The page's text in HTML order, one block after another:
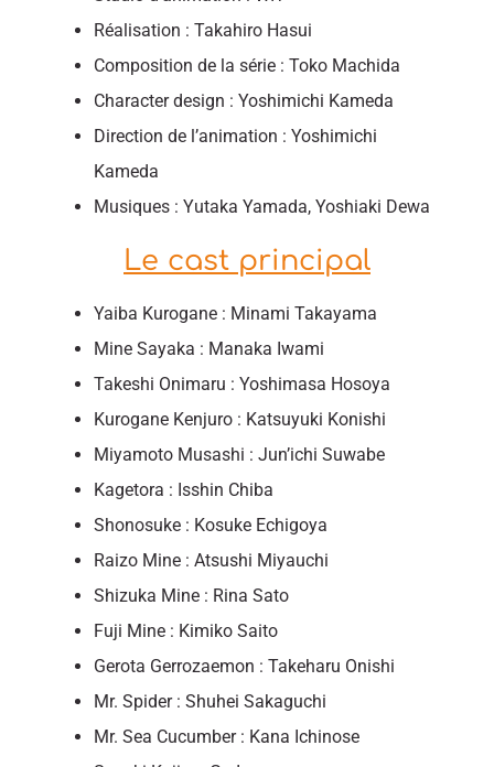
Réalisation : Takahiro Hasui
Composition de la série : Toko Machida
Character design : Yoshimichi Kameda
Direction de l’animation : Yoshimichi
Kameda
Musiques : Yutaka Yamada, Yoshiaki Dewa
Le cast principal
Yaiba Kurogane : Minami Takayama
Mine Sayaka : Manaka Iwami
Takeshi Onimaru : Yoshimasa Hosoya
Kurogane Kenjuro : Katsuyuki Konishi
Miyamoto Musashi : Jun’ichi Suwabe
Kagetora : Isshin Chiba
Shonosuke : Kosuke Echigoya
Raizo Mine : Atsushi Miyauchi
Shizuka Mine : Rina Sato
Fuji Mine : Kimiko Saito
Gerota Gerrozaemon : Takeharu Onishi
Mr. Spider : Shuhei Sakaguchi
Mr. Sea Cucumber : Kana Ichinose